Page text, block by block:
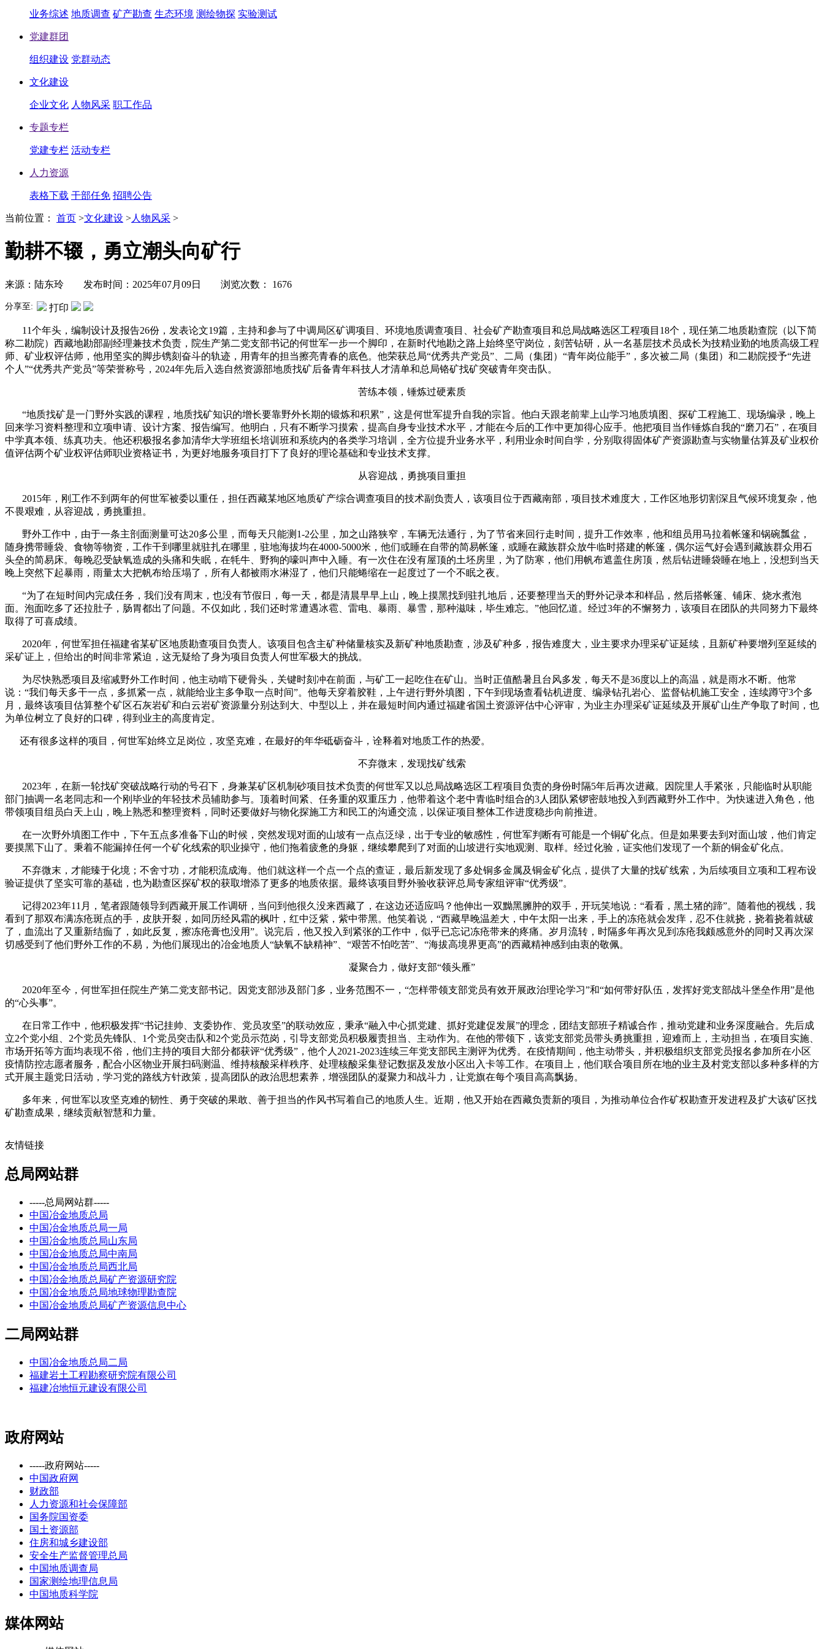
业务综述 地质调查 矿产勘查 生态环境 测绘物探 实验测试
党建群团
组织建设 党群动态
文化建设
企业文化 人物风采 职工作品
专题专栏
党建专栏 活动专栏
人力资源
表格下载 干部任免 招聘公告
当前位置： 首页 >文化建设 >人物风采 >
勤耕不辍，勇立潮头向矿行
来源：陆东玲 发布时间：2025年07月09日 浏览次数： 1676
分享至: 打印
11个年头，编制设计及报告26份，发表论文19篇，主持和参与了中调局区矿调项目、环境地质调查项目、社会矿产勘查项目和总局战略选区工程项目18个，现任第二地质勘查院（以下简
称二勘院）西藏地勘部副经理兼技术负责，院生产第二党支部书记的何世军一步一个脚印，在新时代地勘之路上始终坚守岗位，刻苦钻研，从一名基层技术员成长为技精业勤的地质高级工程
师、矿业权评估师，他用坚实的脚步镌刻奋斗的轨迹，用青年的担当擦亮青春的底色。他荣获总局“优秀共产党员”、二局（集团）“青年岗位能手”，多次被二局（集团）和二勘院授予“先进
个人”“优秀共产党员”等荣誉称号，2024年先后入选自然资源部地质找矿后备青年科技人才清单和总局铬矿找矿突破青年突击队。
苦练本领，锤炼过硬素质
“地质找矿是一门野外实践的课程，地质找矿知识的增长要靠野外长期的锻炼和积累”，这是何世军提升自我的宗旨。他白天跟老前辈上山学习地质填图、探矿工程施工、现场编录，晚上
回来学习资料整理和立项申请、设计方案、报告编写。他明白，只有不断学习摸索，提高自身专业技术水平，才能在今后的工作中更加得心应手。他把项目当作锤炼自我的“磨刀石”，在项目
中学真本领、练真功夫。他还积极报名参加清华大学班组长培训班和系统内的各类学习培训，全方位提升业务水平，利用业余时间自学，分别取得固体矿产资源勘查与实物量估算及矿业权价
值评估两个矿业权评估师职业资格证书，为更好地服务项目打下了良好的理论基础和专业技术支撑。
从容迎战，勇挑项目重担
2015年，刚工作不到两年的何世军被委以重任，担任西藏某地区地质矿产综合调查项目的技术副负责人，该项目位于西藏南部，项目技术难度大，工作区地形切割深且气候环境复杂，他
不畏艰难，从容迎战，勇挑重担。
野外工作中，由于一条主剖面测量可达20多公里，而每天只能测1-2公里，加之山路狭窄，车辆无法通行，为了节省来回行走时间，提升工作效率，他和组员用马拉着帐篷和锅碗瓢盆，
随身携带睡袋、食物等物资，工作干到哪里就驻扎在哪里，驻地海拔均在4000-5000米，他们或睡在自带的简易帐篷，或睡在藏族群众放牛临时搭建的帐篷，偶尔运气好会遇到藏族群众用石
头垒的简易床。每晚忍受缺氧造成的头痛和失眠，在牦牛、野狗的嚎叫声中入睡。有一次住在没有屋顶的土坯房里，为了防寒，他们用帆布遮盖住房顶，然后钻进睡袋睡在地上，没想到当天
晚上突然下起暴雨，雨量太大把帆布给压塌了，所有人都被雨水淋湿了，他们只能蜷缩在一起度过了一个不眠之夜。
“为了在短时间内完成任务，我们没有周末，也没有节假日，每一天，都是清晨早早上山，晚上摸黑找到驻扎地后，还要整理当天的野外记录本和样品，然后搭帐篷、铺床、烧水煮泡
面。泡面吃多了还拉肚子，肠胃都出了问题。不仅如此，我们还时常遭遇冰雹、雷电、暴雨、暴雪，那种滋味，毕生难忘。”他回忆道。经过3年的不懈努力，该项目在团队的共同努力下最终
取得了可喜成绩。
2020年，何世军担任福建省某矿区地质勘查项目负责人。该项目包含主矿种储量核实及新矿种地质勘查，涉及矿种多，报告难度大，业主要求办理采矿证延续，且新矿种要增列至延续的
采矿证上，但给出的时间非常紧迫，这无疑给了身为项目负责人何世军极大的挑战。
为尽快熟悉项目及缩减野外工作时间，他主动啃下硬骨头，关键时刻冲在前面，与矿工一起吃住在矿山。当时正值酷暑且台风多发，每天不是36度以上的高温，就是雨水不断。他常
说：“我们每天多干一点，多抓紧一点，就能给业主多争取一点时间”。他每天穿着胶鞋，上午进行野外填图，下午到现场查看钻机进度、编录钻孔岩心、监督钻机施工安全，连续蹲守3个多
月，最终该项目估算整个矿区石灰岩矿和白云岩矿资源量分别达到大、中型以上，并在最短时间内通过福建省国土资源评估中心评审，为业主办理采矿证延续及开展矿山生产争取了时间，也
为单位树立了良好的口碑，得到业主的高度肯定。
还有很多这样的项目，何世军始终立足岗位，攻坚克难，在最好的年华砥砺奋斗，诠释着对地质工作的热爱。
不弃微末，发现找矿线索
2023年，在新一轮找矿突破战略行动的号召下，身兼某矿区机制砂项目技术负责的何世军又以总局战略选区工程项目负责的身份时隔5年后再次进藏。因院里人手紧张，只能临时从职能
部门抽调一名老同志和一个刚毕业的年轻技术员辅助参与。顶着时间紧、任务重的双重压力，他带着这个老中青临时组合的3人团队紧锣密鼓地投入到西藏野外工作中。为快速进入角色，他
带领项目组员白天上山，晚上熟悉和整理资料，同时还要做好与物化探施工方和民工的沟通交流，以保证项目整体工作进度稳步向前推进。
在一次野外填图工作中，下午五点多准备下山的时候，突然发现对面的山坡有一点点泛绿，出于专业的敏感性，何世军判断有可能是一个铜矿化点。但是如果要去到对面山坡，他们肯定
要摸黑下山了。秉着不能漏掉任何一个矿化线索的职业操守，他们拖着疲惫的身躯，继续攀爬到了对面的山坡进行实地观测、取样。经过化验，证实他们发现了一个新的铜金矿化点。
不弃微末，才能臻于化境；不舍寸功，才能积流成海。他们就这样一个点一个点的查证，最后新发现了多处铜多金属及铜金矿化点，提供了大量的找矿线索，为后续项目立项和工程布设
验证提供了坚实可靠的基础，也为勘查区探矿权的获取增添了更多的地质依据。最终该项目野外验收获评总局专家组评审“优秀级”。
记得2023年11月，笔者跟随领导到西藏开展工作调研，当问到他很久没来西藏了，在这边还适应吗？他伸出一双黝黑臃肿的双手，开玩笑地说：“看看，黑土猪的蹄”。随着他的视线，我
看到了那双布满冻疮斑点的手，皮肤开裂，如同历经风霜的枫叶，红中泛紫，紫中带黑。他笑着说，“西藏早晚温差大，中午太阳一出来，手上的冻疮就会发痒，忍不住就挠，挠着挠着就破
了，血流出了又重新结痂了，如此反复，擦冻疮膏也没用”。说完后，他又投入到紧张的工作中，似乎已忘记冻疮带来的疼痛。岁月流转，时隔多年再次见到冻疮我颇感意外的同时又再次深
切感受到了他们野外工作的不易，为他们展现出的冶金地质人“缺氧不缺精神”、“艰苦不怕吃苦”、“海拔高境界更高”的西藏精神感到由衷的敬佩。
凝聚合力，做好支部“领头雁”
2020年至今，何世军担任院生产第二党支部书记。因党支部涉及部门多，业务范围不一，“怎样带领支部党员有效开展政治理论学习”和“如何带好队伍，发挥好党支部战斗堡垒作用”是他
的“心头事”。
在日常工作中，他积极发挥“书记挂帅、支委协作、党员攻坚”的联动效应，秉承“融入中心抓党建、抓好党建促发展”的理念，团结支部班子精诚合作，推动党建和业务深度融合。先后成
立2个党小组、2个党员先锋队、1个党员突击队和2个党员示范岗，引导支部党员积极履责担当、主动作为。在他的带领下，该党支部党员带头勇挑重担，迎难而上，主动担当，在项目实施、
市场开拓等方面均表现不俗，他们主持的项目大部分都获评“优秀级”，他个人2021-2023连续三年党支部民主测评为优秀。在疫情期间，他主动带头，并积极组织支部党员报名参加所在小区
疫情防控志愿者服务，配合小区物业开展扫码测温、维持核酸采样秩序、处理核酸采集登记数据及发放小区出入卡等工作。在项目上，他们联合项目所在地的业主及村党支部以多种多样的方
式开展主题党日活动，学习党的路线方针政策，提高团队的政治思想素养，增强团队的凝聚力和战斗力，让党旗在每个项目高高飘扬。
多年来，何世军以攻坚克难的韧性、勇于突破的果敢、善于担当的作风书写着自己的地质人生。近期，他又开始在西藏负责新的项目，为推动单位合作矿权勘查开发进程及扩大该矿区找
矿勘查成果，继续贡献智慧和力量。
友情链接
总局网站群
-----总局网站群-----
中国冶金地质总局
中国冶金地质总局一局
中国冶金地质总局山东局
中国冶金地质总局中南局
中国冶金地质总局西北局
中国冶金地质总局矿产资源研究院
中国冶金地质总局地球物理勘查院
中国冶金地质总局矿产资源信息中心
二局网站群
中国冶金地质总局二局
福建岩土工程勘察研究院有限公司
福建冶地恒元建设有限公司
政府网站
-----政府网站-----
中国政府网
财政部
人力资源和社会保障部
国务院国资委
国土资源部
住房和城乡建设部
安全生产监督管理总局
中国地质调查局
国家测绘地理信息局
中国地质科学院
媒体网站